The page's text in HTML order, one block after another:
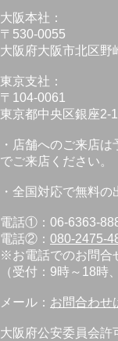
大阪本社：
〒530-0055
大阪府大阪市北区野
東京支社：
〒104-0061
東京都中央区銀座2-
・店舗へのご来店
でご来店ください。
・全国対応で無料の
電話①：06-6363-
電話②： 080-2475-
※お電話でのお問合
（受付：9時～18時
メール： お問合わせ
大阪府公安委員会許